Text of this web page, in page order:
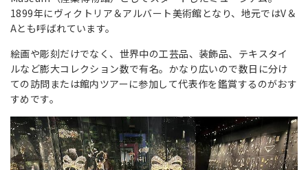
1899年にヴィクトリア＆アルバート美術館となり、地元ではV＆
Aとも呼ばれています。
絵画や彫刻だけでなく、世界中の工芸品、装飾品、テキスタイ
ルなど膨大コレクション数で有名。かなり広いので数日に分け
ての訪問または館内ツアーに参加して代表作を鑑賞するのがおす
すめです。